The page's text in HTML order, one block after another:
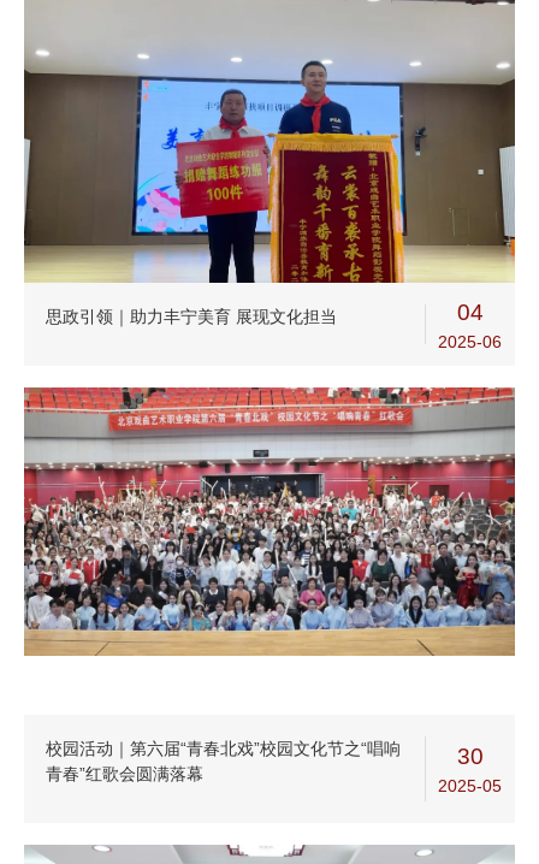
思政引领｜助力丰宁美育 展现文化担当 04
2025-06
校园活动｜第六届“青春北戏”校园文化节之“唱响
青春”红歌会圆满落幕
30
2025-05